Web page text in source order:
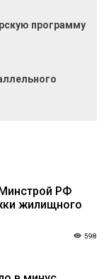
программу
РФ
жилищного
598